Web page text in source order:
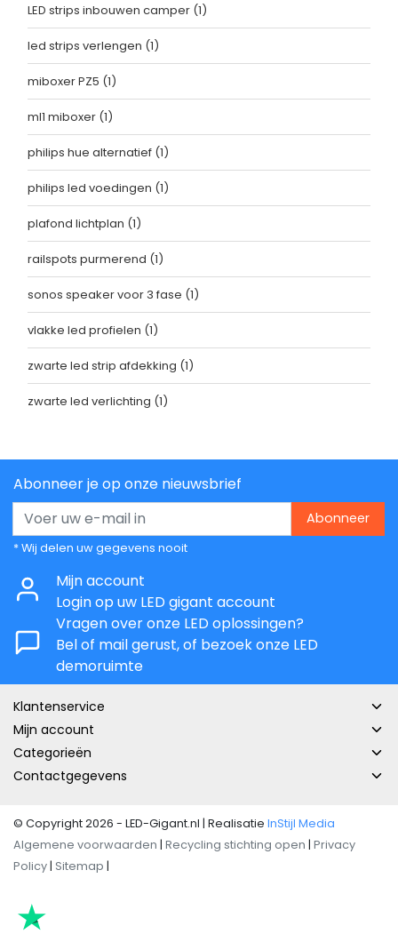
LED strips inbouwen camper (1)
led strips verlengen (1)
miboxer PZ5 (1)
ml1 miboxer (1)
philips hue alternatief (1)
philips led voedingen (1)
plafond lichtplan (1)
railspots purmerend (1)
sonos speaker voor 3 fase (1)
vlakke led profielen (1)
zwarte led strip afdekking (1)
zwarte led verlichting (1)
Abonneer je op onze nieuwsbrief
Abonneer
* Wij delen uw gegevens nooit
Mijn account
Login op uw LED gigant account
Vragen over onze LED oplossingen?
Bel of mail gerust, of bezoek onze LED
demoruimte
Klantenservice
Mijn account
Categorieën
Contactgegevens
© Copyright 2026 - LED-Gigant.nl | Realisatie InStijl Media
Algemene voorwaarden | Recycling stichting open | Privacy
Policy | Sitemap |